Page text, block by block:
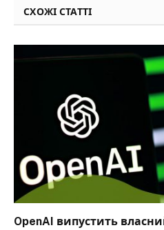
СХОЖІ СТАТТІ
OpenAI випустить